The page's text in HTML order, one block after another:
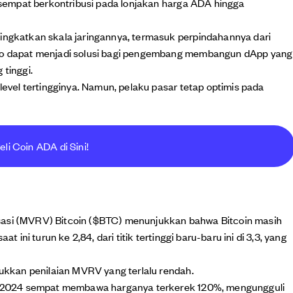
skala jaringannya, termasuk perpindahannya dari
dapat menjadi solusi bagi pengembang membangun dApp yang
tinggi.
tertingginya. Namun, pelaku pasar tetap optimis pada
Coin ADA di Sini!
(MVRV) Bitcoin ($BTC) menunjukkan bahwa Bitcoin masih
ini turun ke 2,84, dari titik tertinggi baru-baru ini di 3,3, yang
penilaian MVRV yang terlalu rendah.
sempat membawa harganya terkerek 120%, mengungguli